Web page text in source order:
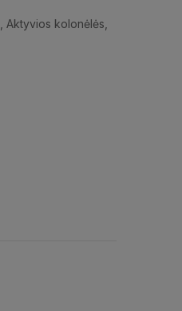
Aktyvios kolonėlės